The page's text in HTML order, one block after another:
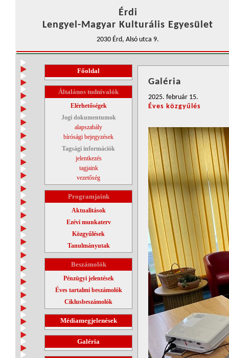
Érdi
Lengyel-Magyar Kulturális Egyesület
2030 Érd, Alsó utca 9.
Főoldal
Általános tudnivalók
Elérhetőségek
Jogi dokumentumok
alapszabály
bírósági bejegyzések
Tagsági információk
jelentkezés
tagjaink
vezetőség
Programjaink
Aktualitások
Ezévi munkaterv
Közgyűlések
Tanulmányutak
Beszámolók
Pénzügyi jelentések
Éves tartalmi beszámolók
Ciklusbeszámolók
Médiamegjelenések
Galéria
Galéria
2025. február 15.
Éves közgyűlés